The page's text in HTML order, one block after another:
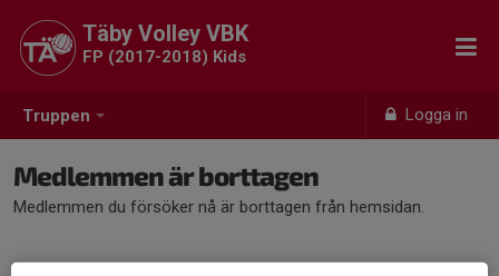
Truppen Logga in
Täby Volley VBK
FP (2017-2018) Kids
Medlemmen är borttagen
Medlemmen du försöker nå är borttagen från hemsidan.